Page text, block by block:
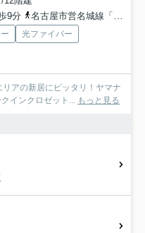
9分
名古屋市営名城線「東別院」駅 徒歩9分
光ファイバー
アの新居にピッタリ！ヤマナ
インクロゼット... もっと見る